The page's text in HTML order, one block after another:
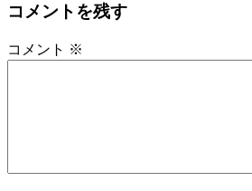
コメントを残す
コメント ※